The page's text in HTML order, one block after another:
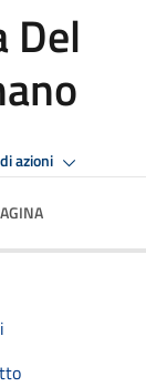
Del
azioni